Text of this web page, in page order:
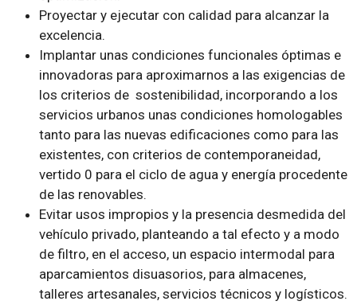
Proyectar y ejecutar con calidad para alcanzar la
excelencia.
Implantar unas condiciones funcionales óptimas e
innovadoras para aproximarnos a las exigencias de
los criterios de sostenibilidad, incorporando a los
servicios urbanos unas condiciones homologables
tanto para las nuevas edificaciones como para las
existentes, con criterios de contemporaneidad,
vertido 0 para el ciclo de agua y energía procedente
de las renovables.
Evitar usos impropios y la presencia desmedida del
vehículo privado, planteando a tal efecto y a modo
de filtro, en el acceso, un espacio intermodal para
aparcamientos disuasorios, para almacenes,
talleres artesanales, servicios técnicos y logísticos.